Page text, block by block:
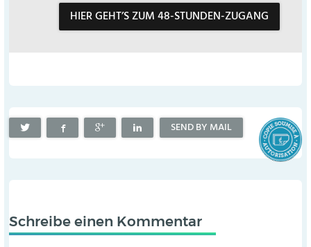
HIER GEHT’S ZUM 48-STUNDEN-ZUGANG
SEND BY MAIL
Schreibe einen Kommentar